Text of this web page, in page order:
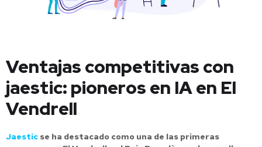
Ventajas competitivas con
jaestic: pioneros en IA en El
Vendrell
Jaestic se ha destacado como una de las primeras